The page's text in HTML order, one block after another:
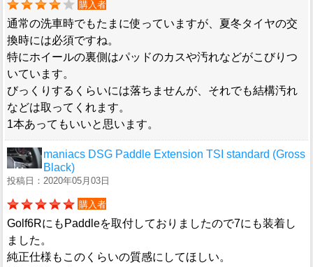
購入者
通常の洗車時でもたまに使っていますが、夏冬タイヤの交
換時には必須ですね。
特にホイールの裏側はパッドのカスや汚れなどがこびりつ
いています。
びっくりするくらいには落ちませんが、それでも結構汚れ
などは取ってくれます。
1本あってもいいと思います。
maniacs DSG Paddle Extension TSI standard (Gross
Black)
投稿日：2020年05月03日
購入者
Golf6RにもPaddleを取付しておりましたので7にも装着し
ました。
純正仕様もこのくらいの質感にしてほしい。